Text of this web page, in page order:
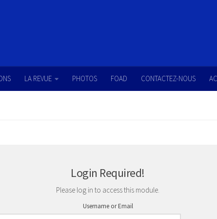
LA REVUE PHOTOS FOAD CONTACTEZ-NOUS
Login Required!
Please log in to access this module.
Username or Email